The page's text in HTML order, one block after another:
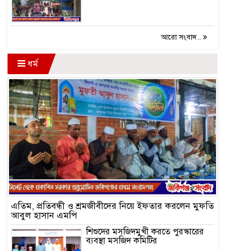
আরো সংবাদ..
ধর্ম
এতিম, প্রতিবন্ধী ও শ্রমজীবীদের নিয়ে ইফতার করলেন মুফতি
আবুল হাসান এমপি
শিশুদের মসজিদমুখী করতে পুরস্কারের
ব্যবস্থা মসজিদ কমিটির